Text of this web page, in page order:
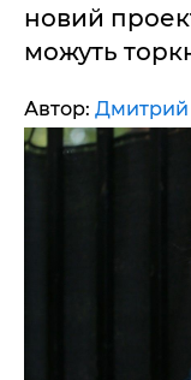
новий
можуть
Автор: